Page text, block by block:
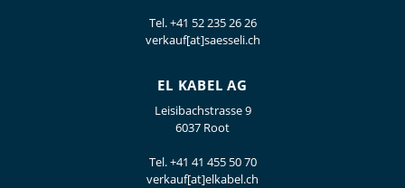
Tel.+41 52 235 26 26
verkauf[at]saesseli.ch
EL KABEL AG
Leisibachstrasse 9
6037 Root
Tel.+41 41 455 50 70
verkauf[at]elkabel.ch